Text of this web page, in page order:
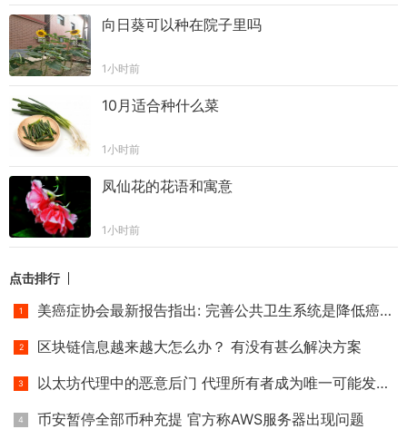
向日葵可以种在院子里吗
1小时前
10月适合种什么菜
1小时前
凤仙花的花语和寓意
1小时前
点击排行
美癌症协会最新报告指出: 完善公共卫生系统是降低癌症死亡率
区块链信息越来越大怎么办？ 有没有甚么解决方案
以太坊代理中的恶意后门 代理所有者成为唯一可能发生冲突的帐
币安暂停全部币种充提 官方称AWS服务器出现问题